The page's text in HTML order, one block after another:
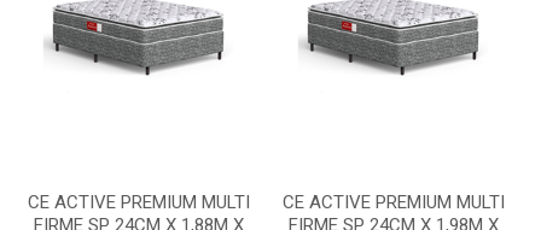
CE ACTIVE PREMIUM MULTI
FIRME SP 24CM X 1,88M X
CE ACTIVE PREMIUM MULTI
FIRME SP 24CM X 1,98M X